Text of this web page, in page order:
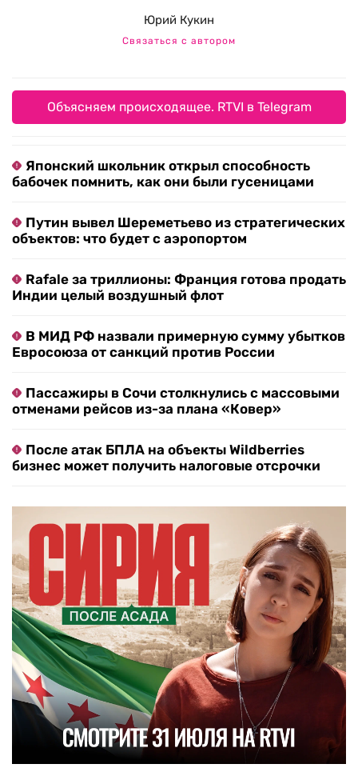
Юрий Кукин
Связаться с автором
Объясняем происходящее. RTVI в Telegram
Японский школьник открыл способность
бабочек помнить, как они были гусеницами
Путин вывел Шереметьево из стратегических
объектов: что будет с аэропортом
Rafale за триллионы: Франция готова продать
Индии целый воздушный флот
В МИД РФ назвали примерную сумму убытков
Евросоюза от санкций против России
Пассажиры в Сочи столкнулись с массовыми
отменами рейсов из-за плана «Ковер»
После атак БПЛА на объекты Wildberries
бизнес может получить налоговые отсрочки